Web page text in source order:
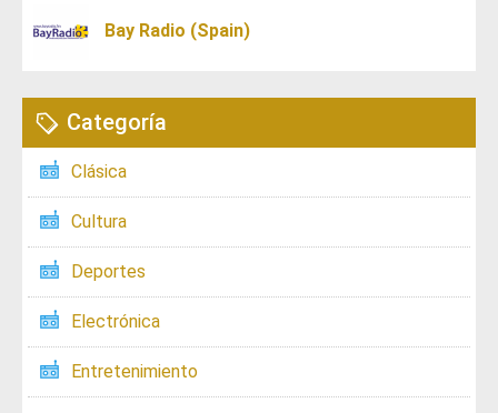
Bay Radio (Spain)
Categoría
Clásica
Cultura
Deportes
Electrónica
Entretenimiento